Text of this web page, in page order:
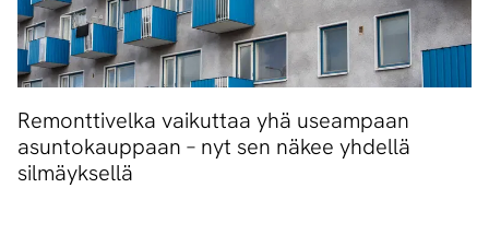
Remonttivelka vaikuttaa yhä useampaan
asuntokauppaan – nyt sen näkee yhdellä
silmäyksellä